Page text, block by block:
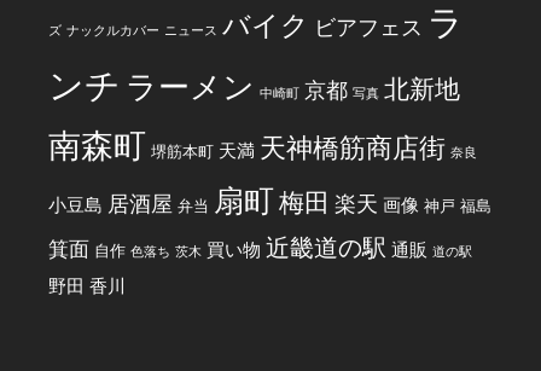
ズ ナックルカバー ニュース バイク ビアフェス ラ
ンチ ラーメン 中崎町 京都 写真 北新地
南森町 堺筋本町 天満 天神橋筋商店街 奈良
小豆島 居酒屋 弁当 扇町梅田 楽天 画像 神戸 福島
箕面 自作 色落ち 茨木 買い物 近畿道の駅 通販 道の駅
野田 香川